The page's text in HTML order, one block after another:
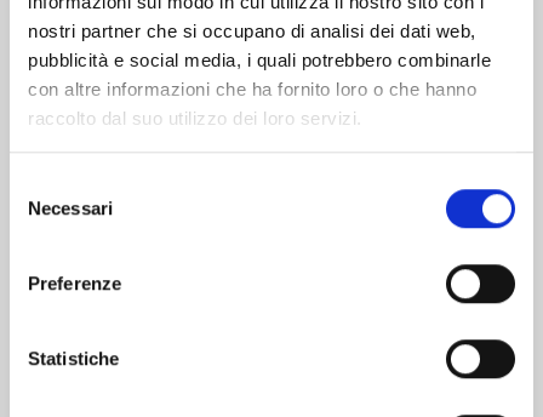
nostri partner che si occupano di analisi dei dati web,
pubblicità e social media, i quali potrebbero combinarle
con altre informazioni che ha fornito loro o che hanno
raccolto dal suo utilizzo dei loro servizi.
delNecessari
Preferenze
Statistiche